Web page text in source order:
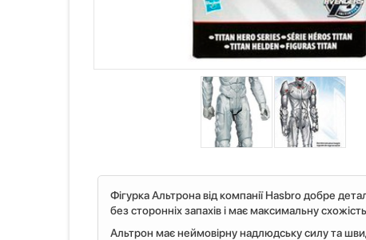
Фігурка Альтрона від компанії Hasbro добре
без сторонніх запахів і має максимальну
Альтрон має неймовірну надлюдську силу та